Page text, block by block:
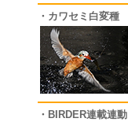
・カワセミ白変種
・BIRDER連載連動